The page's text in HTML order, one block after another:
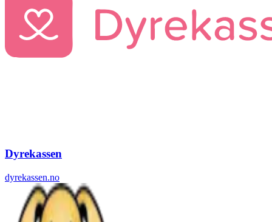
Dyrekassen
dyrekassen.no